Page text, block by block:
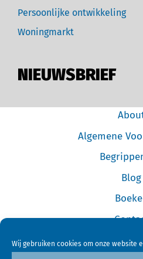
Wij gebruiken cookies om onze website
Persoonlijke ontwikkeling
Woningmarkt
NIEUWSBRIEF
Algemene
Blog